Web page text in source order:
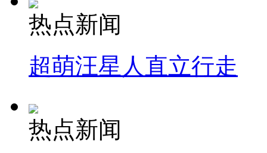
热点新闻
超萌汪星人直立行走
热点新闻